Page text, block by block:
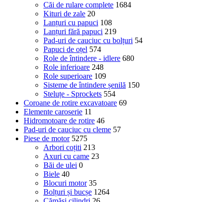
Căi de rulare complete 1684
Kituri de zale 20
Lanțuri cu papuci 108
Lanțuri fără papuci 219
Pad-uri de cauciuc cu bolțuri 54
Papuci de oțel 574
Role de întindere - idlere 680
Role inferioare 248
Role superioare 109
Sisteme de întindere șenilă 150
Steluțe - Sprockets 554
Coroane de rotire excavatoare 69
Elemente caroserie 11
Hidromotoare de rotire 46
Pad-uri de cauciuc cu cleme 57
Piese de motor 5275
Arbori coțiti 213
Axuri cu came 23
Băi de ulei 0
Biele 40
Blocuri motor 35
Bolțuri și bucșe 1264